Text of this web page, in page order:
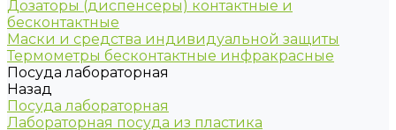
Дозаторы (диспенсеры) контактные и
бесконтактные
Маски и средства индивидуальной защиты
Термометры бесконтактные инфракрасные
Посуда лабораторная
Назад
Посуда лабораторная
Лабораторная посуда из пластика